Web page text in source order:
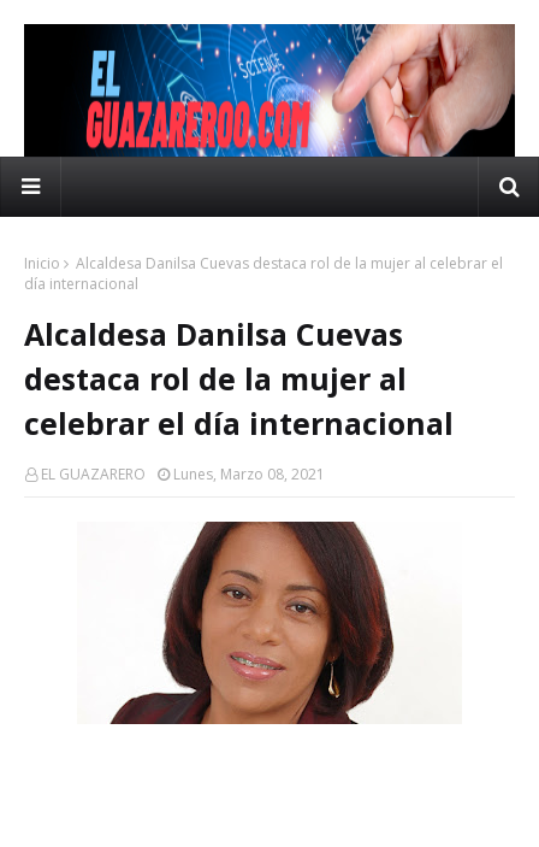
Inicio
Alcaldesa Danilsa Cuevas destaca rol de la mujer al celebrar el
día internacional
Alcaldesa Danilsa Cuevas
destaca rol de la mujer al
celebrar el día internacional
EL GUAZARERO Lunes, Marzo 08, 2021